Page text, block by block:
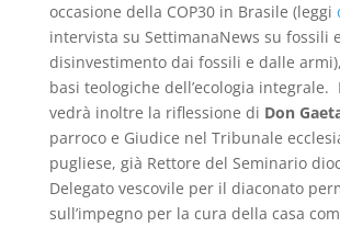
occasione della COP30 in Brasile (leggi
intervista su SettimanaNews su fossili
disinvestimento dai fossili e dalle
basi teologiche dell’ecologia integrale.
vedrà inoltre la riflessione di Don
parroco e Giudice nel Tribunale
pugliese, già Rettore del Seminario
Delegato vescovile per il diaconato
sull’impegno per la cura della casa